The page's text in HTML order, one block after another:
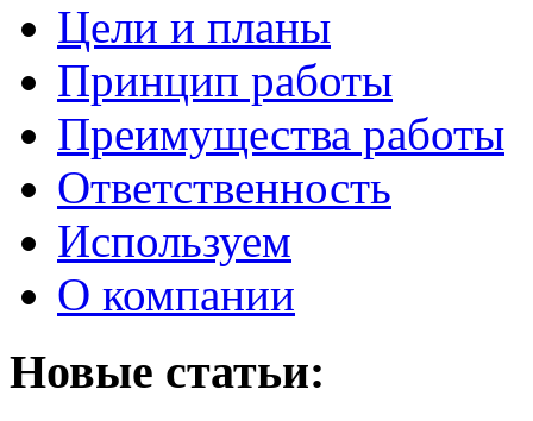
Цели и планы
Принцип работы
Преимущества работы
Ответственность
Используем
О компании
Новые статьи: